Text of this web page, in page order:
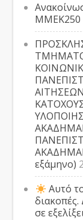
ΜΜΕΚ250
εξάμηνο)
Αυτό
σε